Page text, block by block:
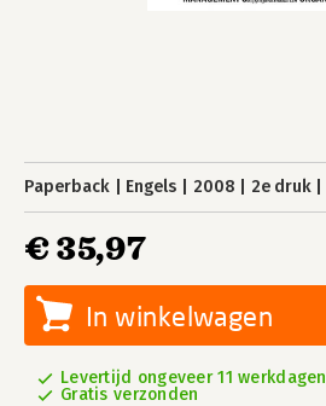
Paperback Engels 2008 2e druk
€ 35,97
In winkelwagen
Levertijd ongeveer 11 werkdagen
Gratis verzonden